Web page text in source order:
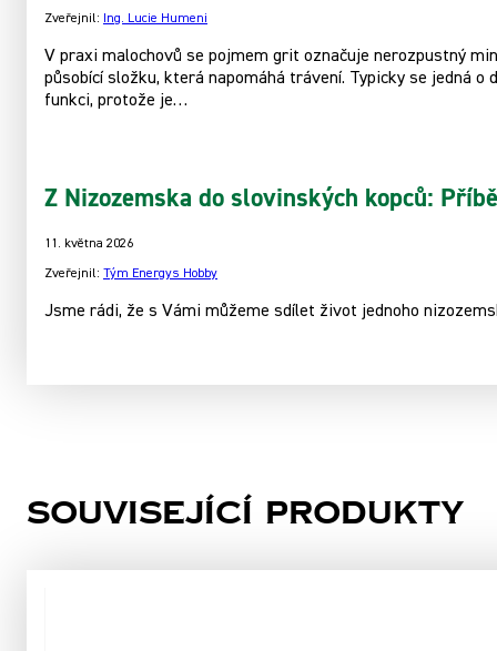
Zveřejnil: Ing. Lucie Humeni
V praxi malochovů se pojmem grit označuje nerozpustný
působící složku, která napomáhá trávení. Typicky se jedná
funkci, protože je…
Z Nizozemska do slovinských kopců:
11. května 2026
Zveřejnil: Tým Energys Hobby
Jsme rádi, že s Vámi můžeme sdílet život jednoho
Související produkty